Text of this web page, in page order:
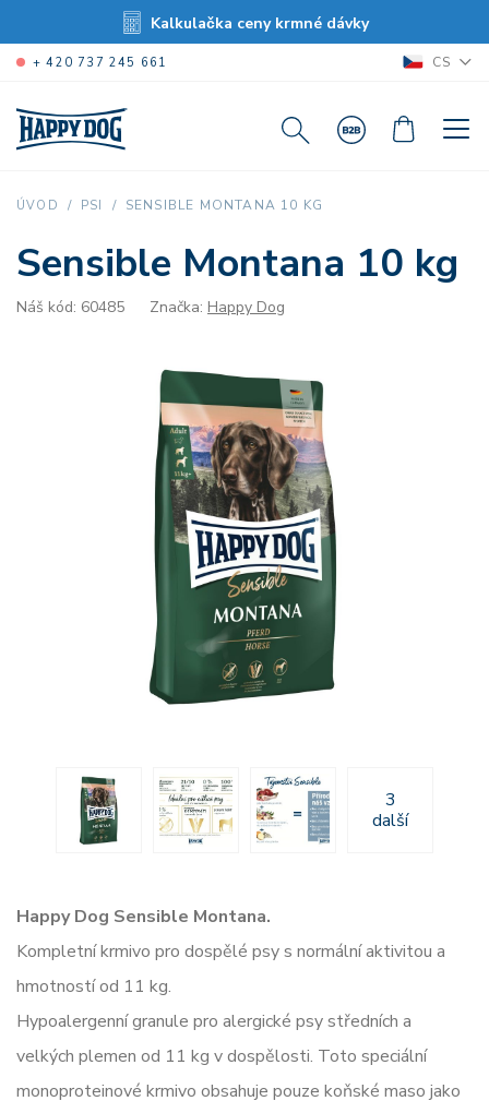
Kalkulačka ceny krmné dávky
+ 420 737 245 661 CS
ÚVOD PSI SENSIBLE MONTANA 10 KG
Sensible Montana 10 kg
Náš kód: 60485 Značka: Happy Dog
3
další
Happy Dog Sensible Montana.
Kompletní krmivo pro dospělé psy s normální aktivitou a
hmotností od 11 kg.
Hypoalergenní granule pro alergické psy středních a
velkých plemen od 11 kg v dospělosti. Toto speciální
monoproteinové krmivo obsahuje pouze koňské maso jako